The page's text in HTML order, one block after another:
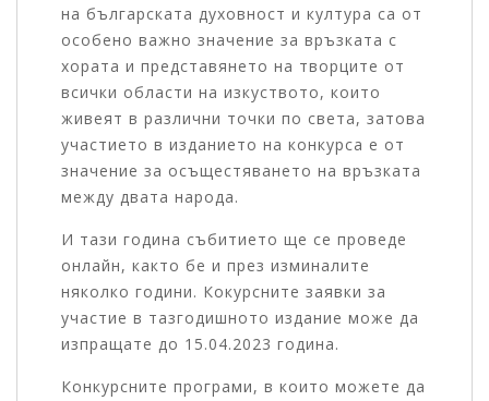
на българската духовност и култура са от
особено важно значение за връзката с
хората и представянето на творците от
всички области на изкуството, които
живеят в различни точки по света, затова
участието в изданието на конкурса е от
значение за осъщестяването на връзката
между двата народа.
И тази година събитието ще се проведе
онлайн, както бе и през изминалите
няколко години. Кокурсните заявки за
участие в тазгодишното издание може да
изпращате до 15.04.2023 година.
Конкурсните програми, в които можете да